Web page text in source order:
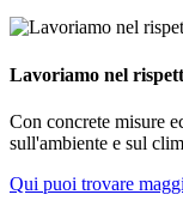
Lavoriamo nel
Con concrete misure
sull'ambiente e sul
Qui puoi trovare